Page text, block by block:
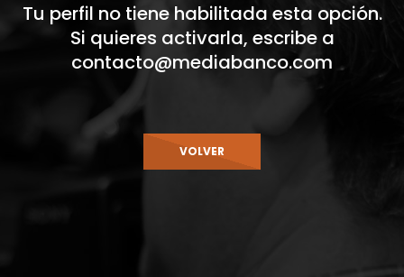
Tu perfil no tiene habilitada esta opción.
Si quieres activarla, escribe a
contacto@mediabanco.com